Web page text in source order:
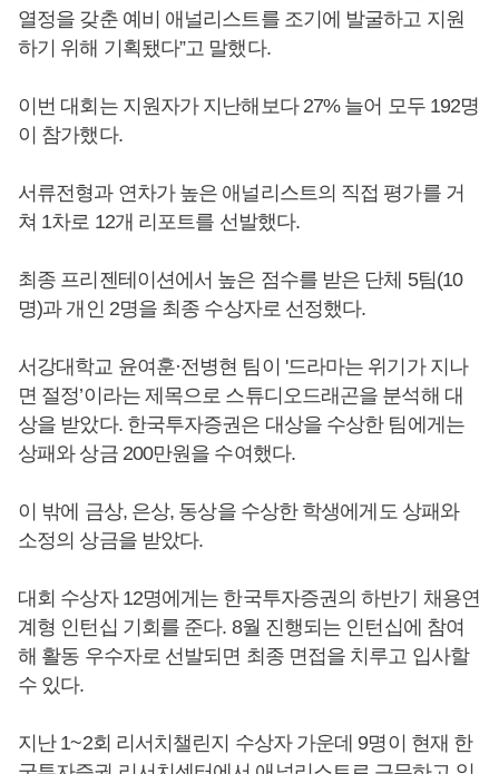
열정을 갖춘 예비 애널리스트를 조기에 발굴하고 지원
하기 위해 기획됐다”고 말했다.
이번 대회는 지원자가 지난해보다 27% 늘어 모두 192명
이 참가했다.
서류전형과 연차가 높은 애널리스트의 직접 평가를 거
쳐 1차로 12개 리포트를 선발했다.
최종 프리젠테이션에서 높은 점수를 받은 단체 5팀(10
명)과 개인 2명을 최종 수상자로 선정했다.
서강대학교 윤여훈·전병현 팀이 '드라마는 위기가 지나
면 절정’이라는 제목으로 스튜디오드래곤을 분석해 대
상을 받았다. 한국투자증권은 대상을 수상한 팀에게는
상패와 상금 200만원을 수여했다.
이 밖에 금상, 은상, 동상을 수상한 학생에게도 상패와
소정의 상금을 받았다.
대회 수상자 12명에게는 한국투자증권의 하반기 채용연
계형 인턴십 기회를 준다. 8월 진행되는 인턴십에 참여
해 활동 우수자로 선발되면 최종 면접을 치루고 입사할
수 있다.
지난 1~2회 리서치챌린지 수상자 가운데 9명이 현재 한